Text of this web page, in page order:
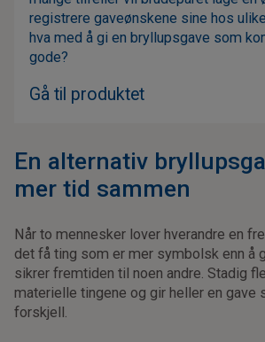
registrere gaveønskene sine hos
hva med å gi en bryllupsgave som
gode?
Gå til produktet
En alternativ
mer tid sammen
Når to mennesker lover hverandre en
det få ting som er mer symbolsk enn å
sikrer fremtiden til noen andre. Stadig
materielle tingene og gir heller en gave
forskjell.